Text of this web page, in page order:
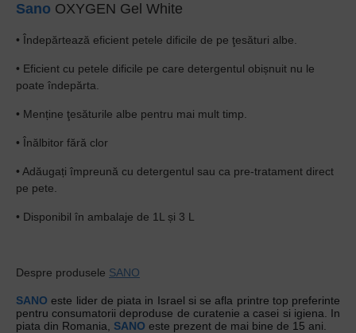
Sano OXYGEN Gel White
• Îndepărtează eficient petele dificile de pe ţesături albe.
• Eficient cu petele dificile pe care detergentul obișnuit nu le
poate îndepărta.
• Menține ţesăturile albe pentru mai mult timp.
• Înălbitor fără clor
• Adăugați împreună cu detergentul sau ca pre-tratament direct
pe pete.
• Disponibil în ambalaje de 1L și 3 L
Despre produsele SANO
SANO este lider de piata in Israel si se afla printre top preferinte
pentru consumatorii deproduse de curatenie a casei si igiena. In
piata din Romania, SANO este prezent de mai bine de 15 ani.